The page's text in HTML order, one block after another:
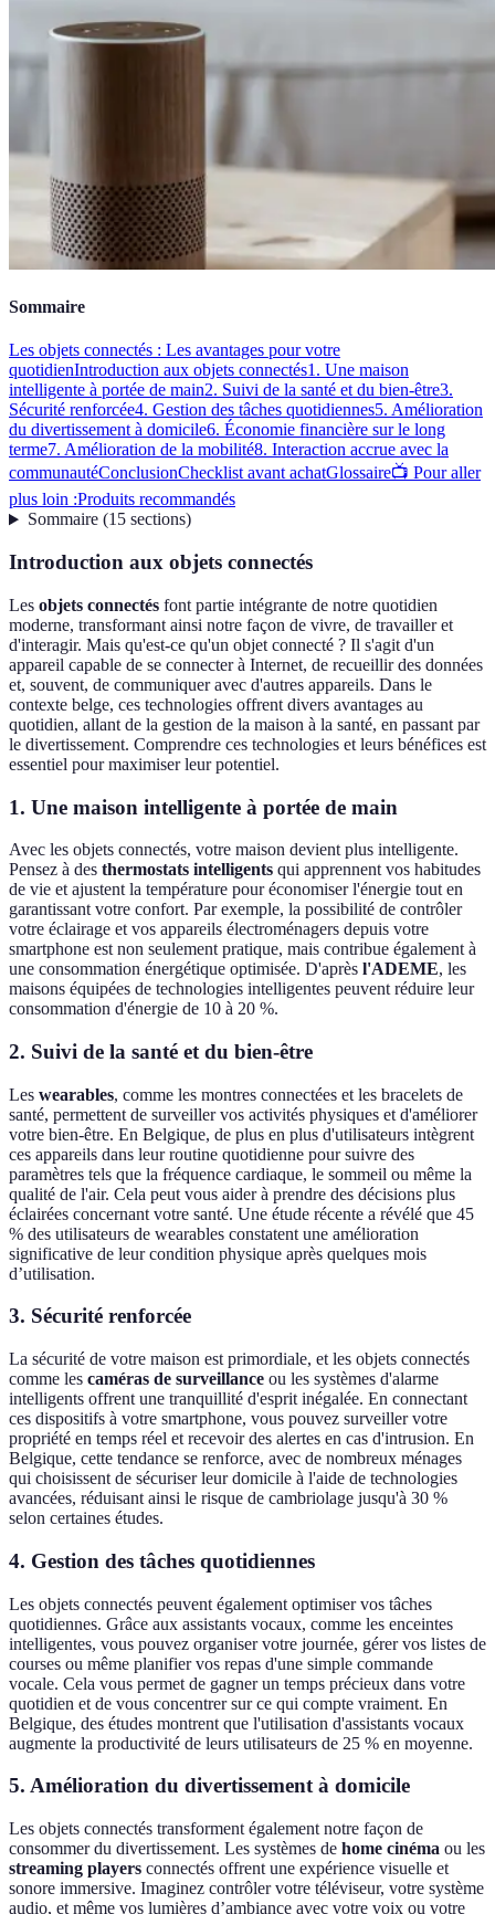
Sommaire
Les objets connectés : Les avantages pour votre
quotidienIntroduction aux objets connectés1. Une maison
intelligente à portée de main2. Suivi de la santé et du bien-être3.
Sécurité renforcée4. Gestion des tâches quotidiennes5. Amélioration
du divertissement à domicile6. Économie financière sur le long
terme7. Amélioration de la mobilité8. Interaction accrue avec la
communautéConclusionChecklist avant achatGlossaire📺 Pour aller
plus loin :Produits recommandés
Sommaire(15 sections)
Introduction aux objets connectés
Les objets connectés font partie intégrante de notre quotidien
moderne, transformant ainsi notre façon de vivre, de travailler et
d'interagir. Mais qu'est-ce qu'un objet connecté ? Il s'agit d'un
appareil capable de se connecter à Internet, de recueillir des données
et, souvent, de communiquer avec d'autres appareils. Dans le
contexte belge, ces technologies offrent divers avantages au
quotidien, allant de la gestion de la maison à la santé, en passant par
le divertissement. Comprendre ces technologies et leurs bénéfices est
essentiel pour maximiser leur potentiel.
1. Une maison intelligente à portée de main
Avec les objets connectés, votre maison devient plus intelligente.
Pensez à des thermostats intelligents qui apprennent vos habitudes
de vie et ajustent la température pour économiser l'énergie tout en
garantissant votre confort. Par exemple, la possibilité de contrôler
votre éclairage et vos appareils électroménagers depuis votre
smartphone est non seulement pratique, mais contribue également à
une consommation énergétique optimisée. D'après l'ADEME, les
maisons équipées de technologies intelligentes peuvent réduire leur
consommation d'énergie de 10 à 20 %.
2. Suivi de la santé et du bien-être
Les wearables, comme les montres connectées et les bracelets de
santé, permettent de surveiller vos activités physiques et d'améliorer
votre bien-être. En Belgique, de plus en plus d'utilisateurs intègrent
ces appareils dans leur routine quotidienne pour suivre des
paramètres tels que la fréquence cardiaque, le sommeil ou même la
qualité de l'air. Cela peut vous aider à prendre des décisions plus
éclairées concernant votre santé. Une étude récente a révélé que 45
% des utilisateurs de wearables constatent une amélioration
significative de leur condition physique après quelques mois
d’utilisation.
3. Sécurité renforcée
La sécurité de votre maison est primordiale, et les objets connectés
comme les caméras de surveillance ou les systèmes d'alarme
intelligents offrent une tranquillité d'esprit inégalée. En connectant
ces dispositifs à votre smartphone, vous pouvez surveiller votre
propriété en temps réel et recevoir des alertes en cas d'intrusion. En
Belgique, cette tendance se renforce, avec de nombreux ménages
qui choisissent de sécuriser leur domicile à l'aide de technologies
avancées, réduisant ainsi le risque de cambriolage jusqu'à 30 %
selon certaines études.
4. Gestion des tâches quotidiennes
Les objets connectés peuvent également optimiser vos tâches
quotidiennes. Grâce aux assistants vocaux, comme les enceintes
intelligentes, vous pouvez organiser votre journée, gérer vos listes de
courses ou même planifier vos repas d'une simple commande
vocale. Cela vous permet de gagner un temps précieux dans votre
quotidien et de vous concentrer sur ce qui compte vraiment. En
Belgique, des études montrent que l'utilisation d'assistants vocaux
augmente la productivité de leurs utilisateurs de 25 % en moyenne.
5. Amélioration du divertissement à domicile
Les objets connectés transforment également notre façon de
consommer du divertissement. Les systèmes de home cinéma ou les
streaming players connectés offrent une expérience visuelle et
sonore immersive. Imaginez contrôler votre téléviseur, votre système
audio, et même vos lumières d’ambiance avec votre voix ou votre